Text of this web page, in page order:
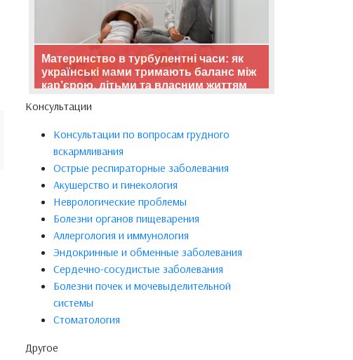
Материнство в турбулентні часи: як
українські мами тримають баланс між
кар’єрою, дітьми та власним життям
Консультации
Консультации по вопросам грудного
вскармливания
Острые респираторные заболевания
Акушерство и гинекология
Неврологические проблемы
Болезни органов пищеварения
Аллергология и иммунология
Эндокринные и обменные заболевания
Сердечно-сосудистые заболевания
Болезни почек и мочевыделительной
системы
Стоматология
Другое